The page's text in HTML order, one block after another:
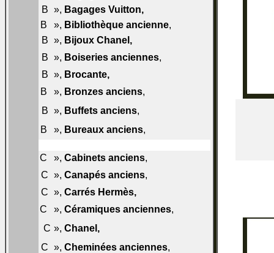
B », Bagages Vuitton,
B », Bibliothèque ancienne,
B », Bijoux Chanel ,
B », Boiseries anciennes,
B », Brocante,
B », Bronzes anciens,
B », Buffets anciens,
B », Bureaux anciens,
C », Cabinets anciens,
C », Canapés anciens,
C », Carrés Hermès,
C », Céramiques anciennes,
C », Chanel ,
C », Cheminées anciennes,